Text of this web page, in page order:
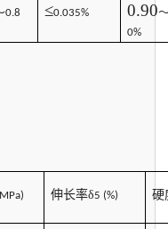
0.8
≤0.035% 0.90
0%
伸长率δ5 (%) 硬